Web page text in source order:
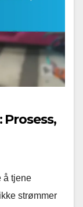
å tjene
strømmer